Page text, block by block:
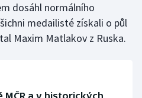
dosáhl normálního
medailisté získali o půl
Maxim Matlakov z Ruska.
MČR a v historických